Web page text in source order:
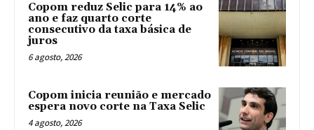
Copom reduz Selic para 14% ao
ano e faz quarto corte
consecutivo da taxa básica de
juros
6 agosto, 2026
Copom inicia reunião e mercado
espera novo corte na Taxa Selic
4 agosto, 2026